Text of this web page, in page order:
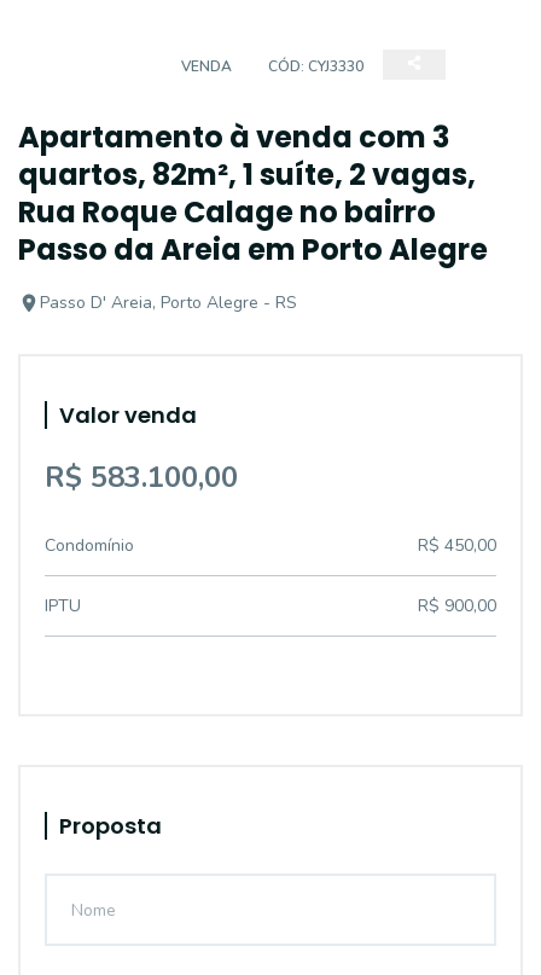
VENDA CÓD: CYJ3330
Apartamento à venda com 3
quartos, 82m², 1 suíte, 2 vagas,
Rua Roque Calage no bairro
Passo da Areia em Porto Alegre
Passo D' Areia, Porto Alegre - RS
Valor venda
R$ 583.100,00
Condomínio R$ 450,00
IPTU R$ 900,00
Proposta